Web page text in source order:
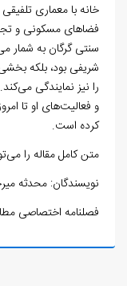
خانه با معماری
فضاهای مسکونی و
سنتی گرگان به شمار
شریفی بود، بلکه
و فعالیت‌های او تا
کرده است.
متن کامل مقاله را
نویسندگان: محدثه
فصلنامه اختصاصی